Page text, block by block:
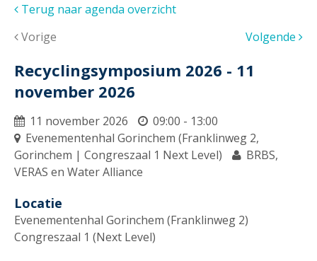
Terug naar agenda overzicht
Vorige
Volgende
Recyclingsymposium 2026 - 11
november 2026
11 november 2026
09:00 - 13:00
Evenementenhal Gorinchem (Franklinweg 2,
Gorinchem | Congreszaal 1 Next Level)
BRBS,
VERAS en Water Alliance
Locatie
Evenementenhal Gorinchem (Franklinweg 2)
Congreszaal 1 (Next Level)